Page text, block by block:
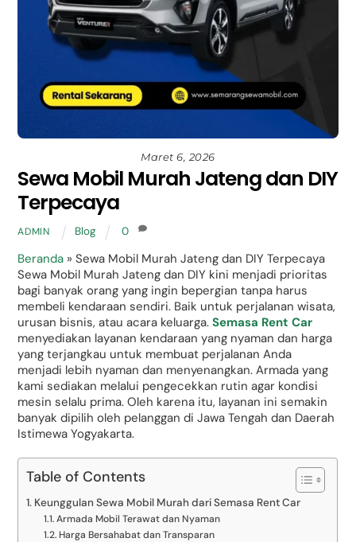
Maret 6, 2026
Sewa Mobil Murah Jateng dan DIY
Terpecaya
ADMIN Blog 0
Beranda »Sewa Mobil Murah Jateng dan DIY Terpecaya
Sewa Mobil Murah Jateng dan DIY kini menjadi prioritas
bagi banyak orang yang ingin bepergian tanpa harus
membeli kendaraan sendiri. Baik untuk perjalanan wisata,
urusan bisnis, atau acara keluarga.Semasa Rent Car
menyediakan layanan kendaraan yang nyaman dan harga
yang terjangkau untuk membuat perjalanan Anda
menjadi lebih nyaman dan menyenangkan. Armada yang
kami sediakan melalui pengecekkan rutin agar kondisi
mesin selalu prima. Oleh karena itu, layanan ini semakin
banyak dipilih oleh pelanggan di Jawa Tengah dan Daerah
Istimewa Yogyakarta.
Table of Contents
Keunggulan Sewa Mobil Murah dari Semasa Rent Car
Armada Mobil Terawat dan Nyaman
Harga Bersahabat dan Transparan